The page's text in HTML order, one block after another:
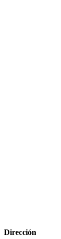
Dirección